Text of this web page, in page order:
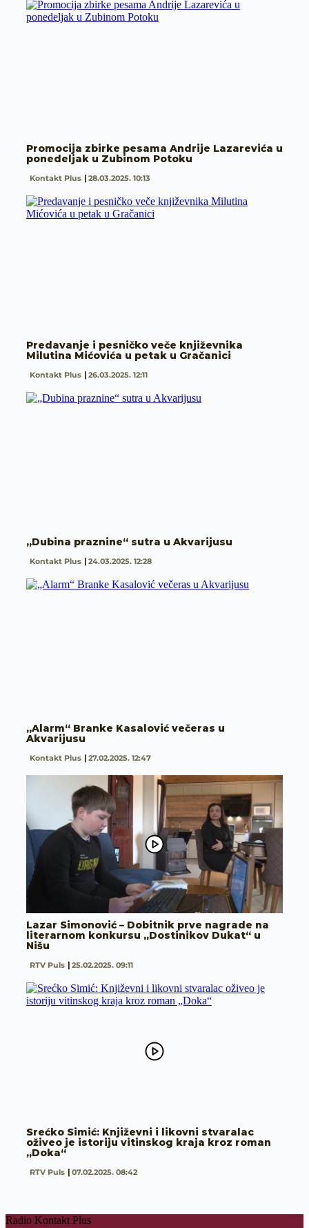
Promocija zbirke pesama Andrije Lazarevića u
ponedeljak u Zubinom Potoku
Kontakt Plus 28.03.2025. 10:13
Predavanje i pesničko veče književnika
Milutina Mićovića u petak u Gračanici
Kontakt Plus 26.03.2025. 12:11
„Dubina praznine“ sutra u Akvarijusu
Kontakt Plus 24.03.2025. 12:28
„Alarm“ Branke Kasalović večeras u
Akvarijusu
Kontakt Plus 27.02.2025. 12:47
Lazar Simonović – Dobitnik prve nagrade na
literarnom konkursu „Dostinikov Dukat“ u
Nišu
RTV Puls 25.02.2025. 09:11
Srećko Simić: Književni i likovni stvaralac
oživeo je istoriju vitinskog kraja kroz roman
„Doka“
RTV Puls 07.02.2025. 08:42
Radio Kontakt Plus